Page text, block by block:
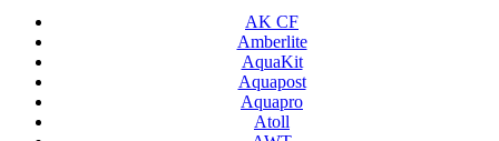
AK CF
Amberlite
AquaKit
Aquapost
Aquapro
Atoll